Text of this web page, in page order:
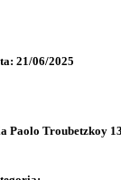
21/06/2025
Paolo Troubetzkoy